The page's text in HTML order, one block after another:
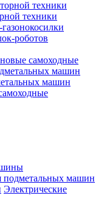
техники
роботов
самоходные
машин
подметальных машин
Электрические